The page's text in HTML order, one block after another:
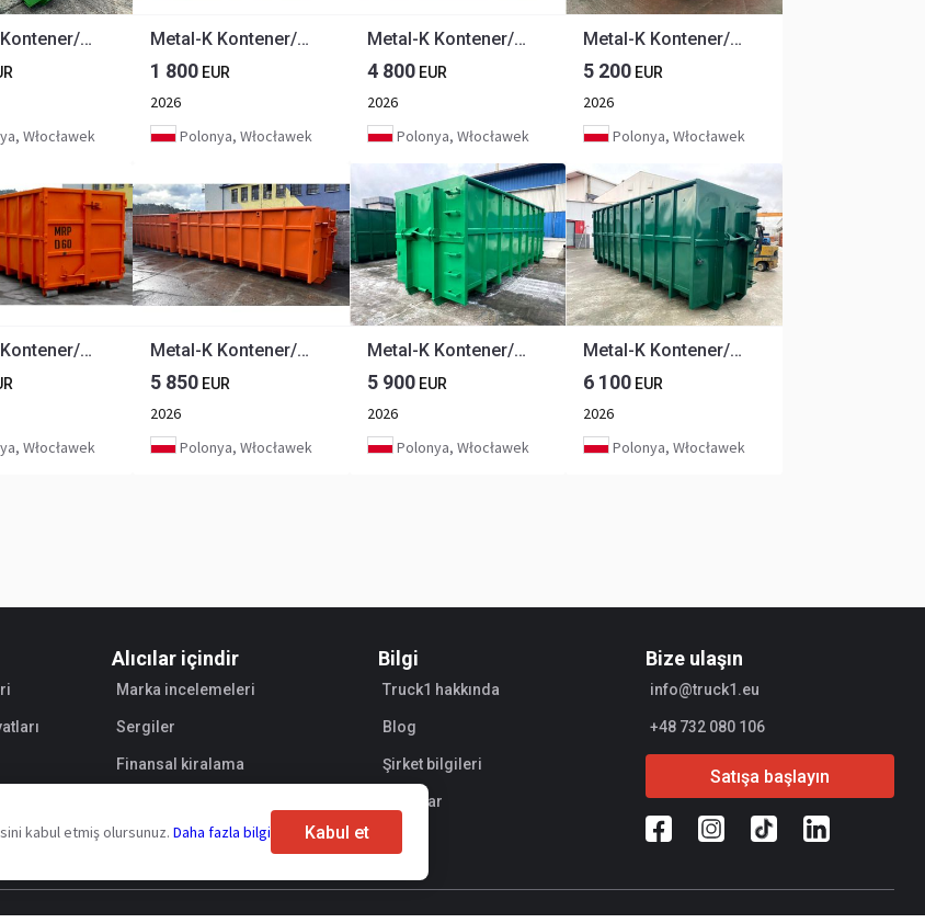
Metal-K Kontener/Abrollcontainer KP7H
Włocławek
Metal-K Kontener/Abrollcontainer KP7O
1 800EUR
2026
Polonya, Włocławek
Metal-K Kontener/Abrollcontainer KP12S
4 800EUR
2026
Polonya, Włocławek
Metal-K Kontener/Abrollcontainer KP18S
5 200 EUR
2026
Polonya, Włocławek
Metal-K Kontener/Abrollcontainer KP30S
Włocławek
Metal-K Kontener/Abrollcontainer KP33S
5 850EUR
2026
Polonya, Włocławek
Metal-K Kontener/Abrollcontainer KP36S
5 900EUR
2026
Polonya, Włocławek
Metal-K Kontener/Abrollcontainer KP40S
6 100 EUR
2026
Polonya, Włocławek
Alıcılar içindir
Marka incelemeleri
Sergiler
Finansal kiralama
Bilgi
Truck1 hakkında
Blog
Şirket bilgileri
Satıcılar
Bize ulaşın
info@truck1.eu
+48 732 080 106
Satışa başlayın
kabul etmiş olursunuz. Daha fazla bilgi Kabul et